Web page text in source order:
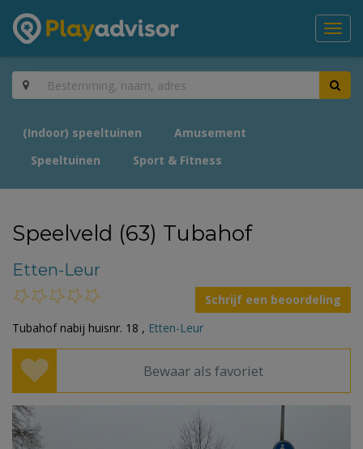
(Indoor) speeltuinen
Amusement
Speeltuinen
Sport & Fitness
Speelveld (63) Tubahof
Etten-Leur
Schrijf een beoordeling
Tubahof nabij huisnr. 18 , Etten-Leur
Bewaar als favoriet